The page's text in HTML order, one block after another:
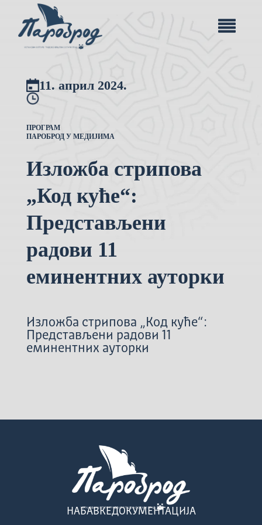
11. април 2024.
ПРОГРАМ
ПАРОБРОД У МЕДИЈИМА
Изложба стрипова
„Код куће“:
Представљени
радови 11
еминентних ауторки
Изложба стрипова „Код куће“:
Представљени радови 11
еминентних ауторки
НАБАВКЕДОКУМЕНТАЦИЈА